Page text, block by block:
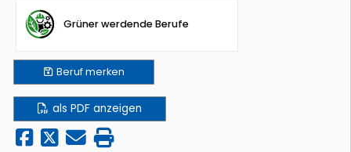
Grüner werdende Berufe
Berufmerken
als PDF anzeigen